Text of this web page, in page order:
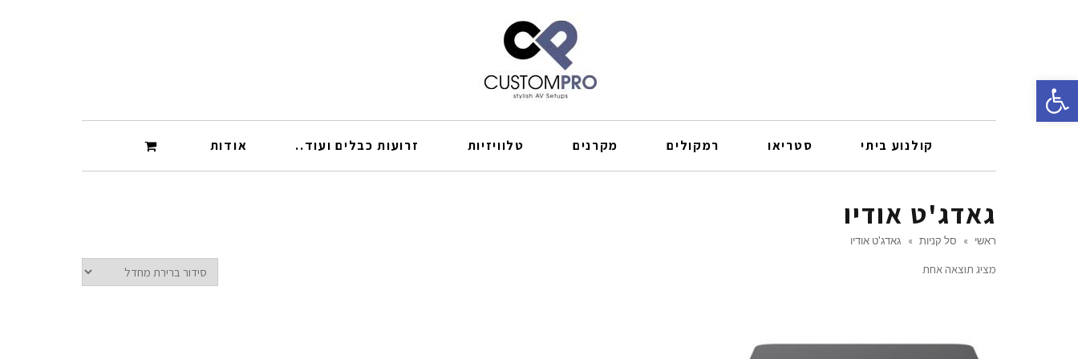
קולנוע ביתי סטריאו רמקולים מקרנים טלוויזיות זרועות כבלים ועוד.. אודות
גאדג'ט אודיו
ראשי » סל קניות » גאדג'ט אודיו
מציג תוצאה אחת
פתח סרגל נגישות